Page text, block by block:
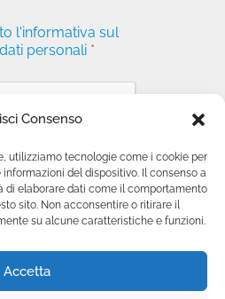
Consenso
utilizziamo tecnologie come i cookie per
del dispositivo. Il consenso a
di elaborare dati come il comportamento
sito. Non acconsentire o ritirare il
su alcune caratteristiche e funzioni.
Accetta
l'informativa sul
personali *